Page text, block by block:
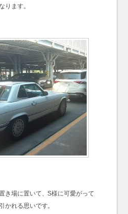
ります。
き場に置いて、S様に可愛がって
かれる思いです。